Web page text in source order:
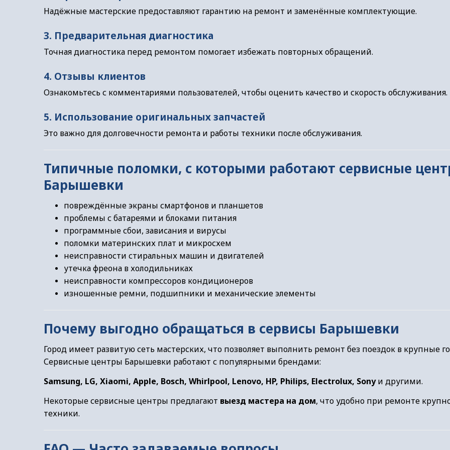
Надёжные мастерские предоставляют гарантию на ремонт и заменённые комплектующие.
3. Предварительная диагностика
Точная диагностика перед ремонтом помогает избежать повторных обращений.
4. Отзывы клиентов
Ознакомьтесь с комментариями пользователей, чтобы оценить качество и скорость обслуживания.
5. Использование оригинальных запчастей
Это важно для долговечности ремонта и работы техники после обслуживания.
Типичные поломки, с которыми работают сервисные
Барышевки
повреждённые экраны смартфонов и планшетов
проблемы с батареями и блоками питания
программные сбои, зависания и вирусы
поломки материнских плат и микросхем
неисправности стиральных машин и двигателей
утечка фреона в холодильниках
неисправности компрессоров кондиционеров
изношенные ремни, подшипники и механические элементы
Почему выгодно обращаться в сервисы Барышевки
Город имеет развитую сеть мастерских, что позволяет выполнить ремонт без поездок в крупные
Сервисные центры Барышевки работают с популярными брендами:
Samsung, LG, Xiaomi, Apple, Bosch, Whirlpool, Lenovo, HP, Philips, Electrolux, Sonyи другими.
Некоторые сервисные центры предлагают выезд мастера на дом, что удобно при ремонте
техники.